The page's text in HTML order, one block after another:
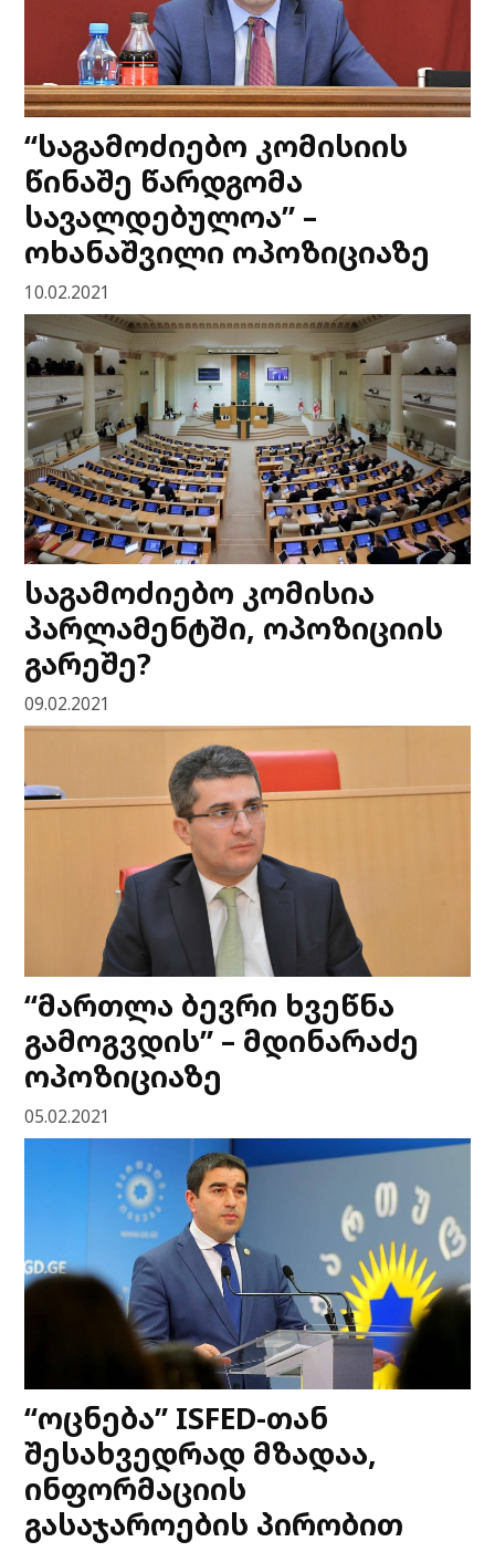
“საგამოძიებო კომისიის
წინაშე წარდგომა
სავალდებულოა” –
ოხანაშვილი ოპოზიციაზე
10.02.2021
საგამოძიებო კომისია
პარლამენტში, ოპოზიციის
გარეშე?
09.02.2021
“მართლა ბევრი ხვეწნა
გამოგვდის” – მდინარაძე
ოპოზიციაზე
05.02.2021
“ოცნება” ISFED-თან
შესახვედრად მზადაა,
ინფორმაციის
გასაჯაროების პირობით